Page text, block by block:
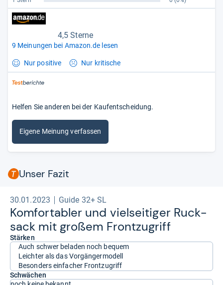
4,5 Sterne
9 Meinungen bei Amazon.de lesen
Nur positive Nur kritische
Helfen Sie anderen bei der Kaufentscheidung.
Eigene Meinung verfassen
Unser Fazit
30.01.2023 Guide 32+ SL
Kom­for­ta­bler und viel­sei­ti­ger Ruck­
sack mit großem Front­zu­griff
Stärken
Auch schwer beladen noch bequem
Leichter als das Vorgängermodell
Besonders einfacher Frontzugriff
Schwächen